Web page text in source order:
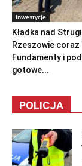
Inwestycje
Kładka nad
Rzeszowie coraz
Fundamenty i
gotowe...
POLICJA